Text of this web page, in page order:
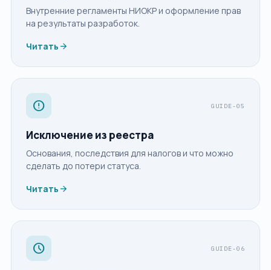
Внутренние регламенты НИОКР и оформление прав
на результаты разработок.
Читать arrow_forward
error GUIDE-05
Исключение из реестра
Основания, последствия для налогов и что можно
сделать до потери статуса.
Читать arrow_forward
schedule GUIDE-06